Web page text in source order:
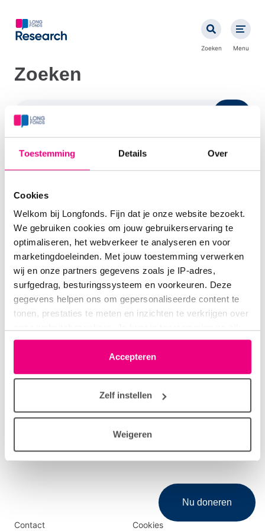
Toestemming Details Over
Cookies
Welkom bij Longfonds. Fijn dat je onze website bezoekt.
We gebruiken cookies om jouw gebruikerservaring te
optimaliseren, het webverkeer te analyseren en voor
marketingdoeleinden. Met jouw toestemming verwerken
wij en onze partners gegevens zoals je IP-adres,
surfgedrag, besturingssysteem en voorkeuren. Deze
gegevens helpen ons om gepersonaliseerde content te
tonen, prestaties te meten en inzichten te verkrijgen over
moment wijzigen of intrekken via het cookie-icoontje
linksonder elke pagina. De lijst met partners is te vinden
in het tabblad “details”.
Accepteren
Zelf instellen
Weigeren
naar
gaan
Zoeken Menu
Zoeken
op
trefwoord
footermenu
Ons beleid Nieuws
Secundaire
footermenu
longfonds.nl Longfonds Accelerate
Volg ons overal
Gratis nieuwsbrief
Blijf op de hoogte van het laatste nieuws over onderzoek,
longziekten en gezonde longen.
Aanmelden
Disclaimer
Contact Cookies
Logomenu
Nu doneren